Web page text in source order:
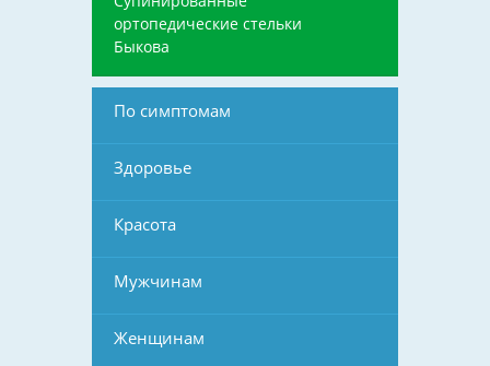
ортопедические стельки
Быкова
По симптомам
Здоровье
Красота
Мужчинам
Женщинам